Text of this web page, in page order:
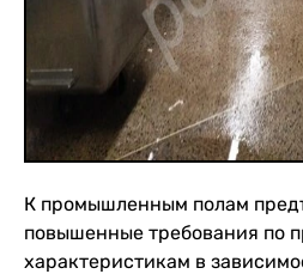
К промышленным полам
повышенные требования по
характеристикам в